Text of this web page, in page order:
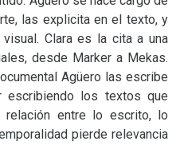
las explicita en el texto, y
Clara es la cita a una
desde Marker a Mekas.
Agüero las escribe
escribiendo los textos que
relación entre lo escrito, lo
pierde relevancia